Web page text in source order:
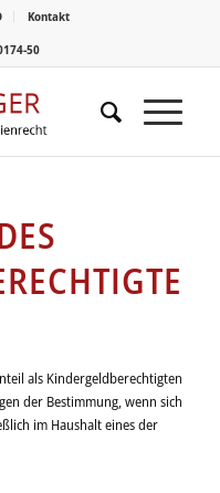
Kontakt
50
als Kindergeldberechtigten
der Bestimmung, wenn sich
im Haushalt eines der